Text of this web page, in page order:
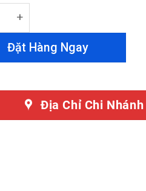
Tự Động Kia Carnival 2024
Đặt Hàng Ngay
Địa Chỉ Chi Nhánh